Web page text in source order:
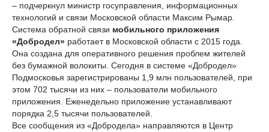
– подчеркнул министр госуправления, информационных
технологий и связи Московской области Максим Рымар.
Система обратной связи мобильного приложения
«Добродел» работает в Московской области с 2015 года.
Она создана для оперативного решения проблем жителей
без бумажной волокиты. Сегодня в системе «Добродел»
Подмосковья зарегистрированы 1,9 млн пользователей, при
этом 702 тысячи из них – пользователи мобильного
приложения. Еженедельно приложение устанавливают
порядка 2,5 тысячи пользователей.
Все сообщения из «Добродела» направляются в Центр